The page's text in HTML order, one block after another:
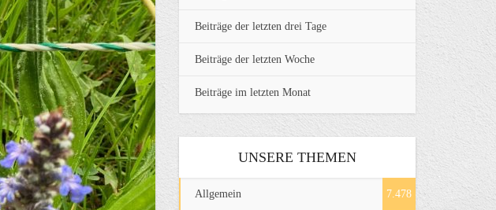
Beiträge der letzten drei Tage
Beiträge der letzten Woche
Beiträge im letzten Monat
UNSERE THEMEN
Allgemein 7.478